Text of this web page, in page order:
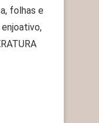
folhas e